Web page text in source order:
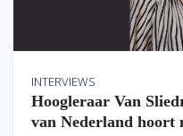
INTERVIEWS
Hoogleraar Van
van Nederland hoort